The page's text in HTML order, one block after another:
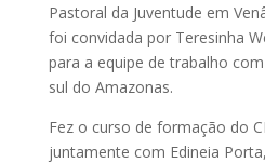
Pastoral da Juventude em
foi convidada por Teresinha
para a equipe de trabalho
sul do Amazonas.
Fez o curso de formação do
juntamente com Edineia